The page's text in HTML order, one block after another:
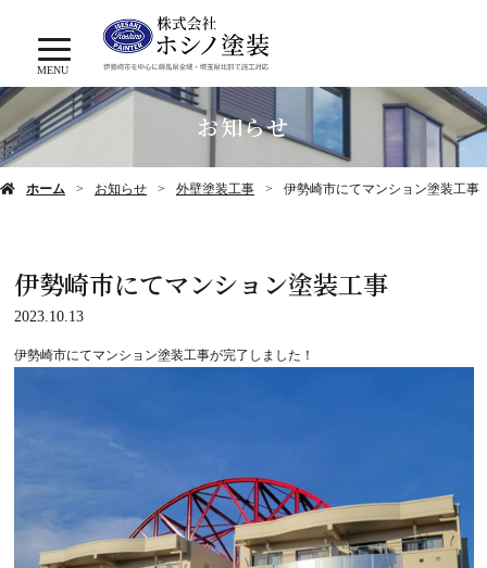
MENU
お知らせ
ホーム お知らせ 外壁塗装工事 伊勢崎市にてマンション塗装工事
伊勢崎市にてマンション塗装工事
2023.10.13
伊勢崎市にてマンション塗装工事が完了しました！